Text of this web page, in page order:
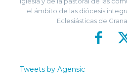
el ámbito de las diócesis
Eclesiásticas de
Tweets by Agensic